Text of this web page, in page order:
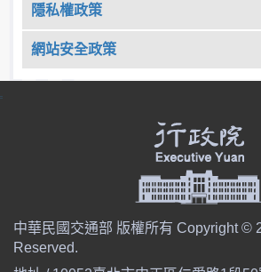
隱私權政策
網站安全政策
:::
中華民國交通部 版權所有 Copyright ©
Reserved.